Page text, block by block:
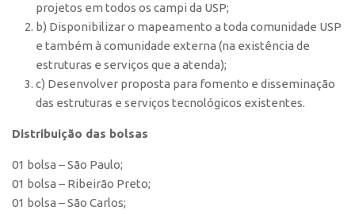
Agenda AUSPIN
SGE
Fala Inovação (Webinar)
SciBiz
projetos em todos os campi da USP;
b) Disponibilizar o mapeamento a toda comunidade USP
e também à comunidade externa (na existência de
estruturas e serviços que a atenda);
c) Desenvolver proposta para fomento e disseminação
das estruturas e serviços tecnológicos existentes.
Distribuição das bolsas
01 bolsa – São Paulo;
01 bolsa – Ribeirão Preto;
01 bolsa – São Carlos;